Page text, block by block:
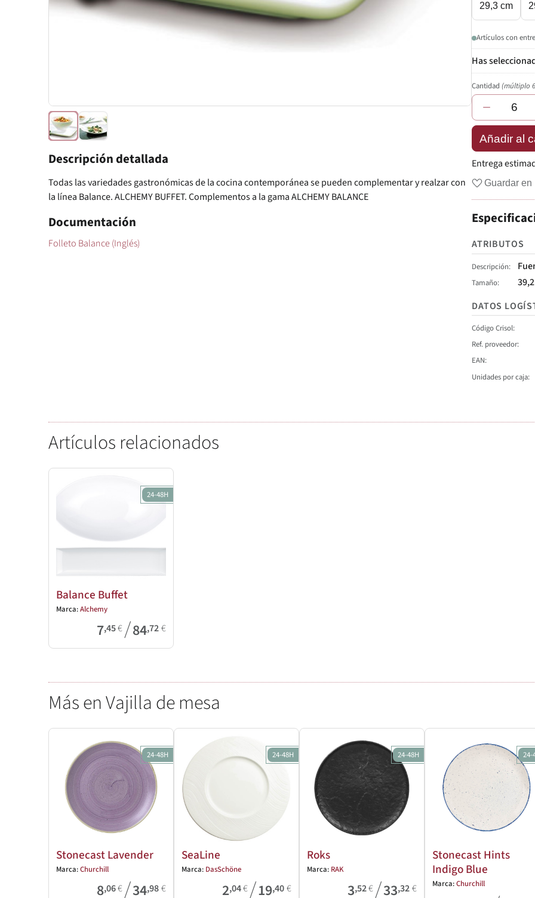
Descripción detallada
Todas las variedades gastronómicas de la cocina contemporánea se pueden complementar y realzar con
la línea Balance. ALCHEMY BUFFET. Complementos a la gama ALCHEMY BALANCE
Documentación
Folleto Balance (Inglés)
29,3 cm
Artículos con
Cantidad(múltiplo
−
Añadir al
Entrega
Guardar en
ATRIBUTOS
Descripción
Tamaño
DATOS
Código Crisol
Ref. proveedor
EAN
Unidades por caja
Artículos relacionados
24-48H
Balance Buffet
Marca:Alchemy
7,45€/84,72€
Más en Vajilla de mesa
24-48H
Stonecast Lavender
Marca:Churchill
8,06€/34,98€
24-48H
SeaLine
Marca: DasSchöne
2,04€/19,40€
24-48H
Roks
Marca: RAK
3,52€/33,32€
24-
Stonecast Hints
Indigo Blue
Marca:Churchill